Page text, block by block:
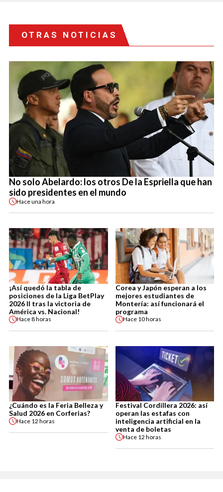
OTRAS NOTICIAS
No solo Abelardo: los otros De la Espriella que han
sido presidentes en el mundo
Haceuna hora
¡Así quedó la tabla de
posiciones de la Liga BetPlay
2026 II tras la victoria de
América vs. Nacional!
Hace8 horas
Corea y Japón esperan a los
mejores estudiantes de
Montería: así funcionará el
programa
Hace 10 horas
¿Cuándo es la Feria Belleza y
Salud 2026 en Corferias?
Hace 12 horas
Festival Cordillera 2026: así
operan las estafas con
inteligencia artificial en la
venta de boletas
Hace 12 horas